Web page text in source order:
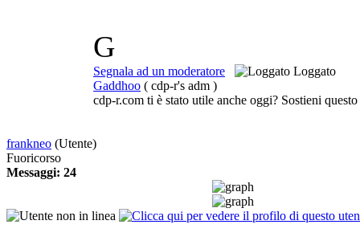
G
Segnala ad un moderatore
Loggato
Gaddhoo ( cdp-r's adm )
cdp-r.com ti è stato utile anche oggi? Sostieni
frankneo (Utente)
Fuoricorso
Messaggi: 24